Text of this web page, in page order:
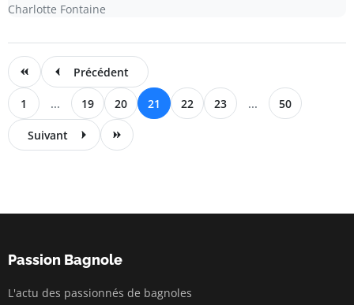
Charlotte Fontaine
Précédent
1 ... 19 20 21 22 23 ... 50
Suivant
Passion Bagnole
L'actu des passionnés de bagnoles